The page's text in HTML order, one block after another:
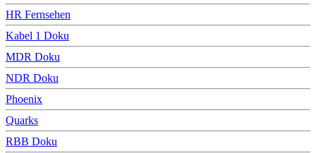
HR Fernsehen
Kabel 1 Doku
MDR Doku
NDR Doku
Phoenix
Quarks
RBB Doku